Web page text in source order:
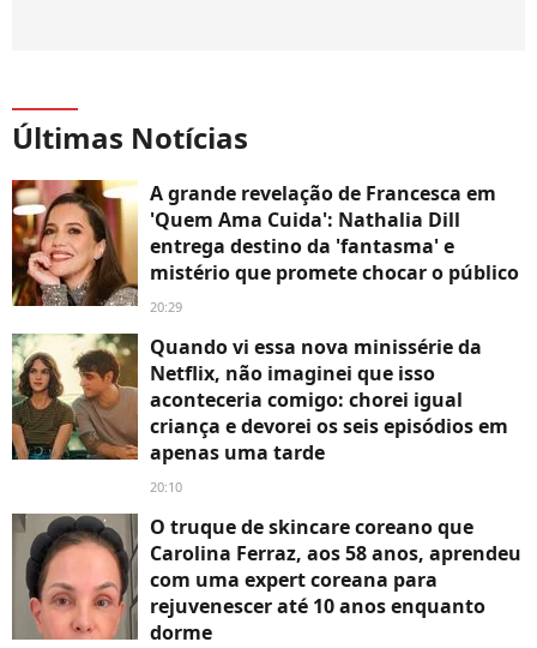
Últimas Notícias
A grande revelação de Francesca em
'Quem Ama Cuida': Nathalia Dill
entrega destino da 'fantasma' e
mistério que promete chocar o público
20:29
Quando vi essa nova minissérie da
Netflix, não imaginei que isso
aconteceria comigo: chorei igual
criança e devorei os seis episódios em
apenas uma tarde
20:10
O truque de skincare coreano que
Carolina Ferraz, aos 58 anos, aprendeu
com uma expert coreana para
rejuvenescer até 10 anos enquanto
dorme